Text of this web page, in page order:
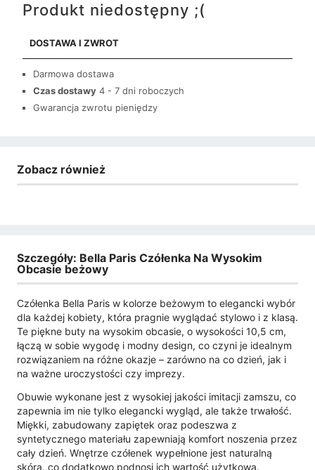
Produkt niedostępny ;(
DOSTAWA I ZWROT
Darmowa dostawa
Czas dostawy 4 - 7 dni roboczych
Gwarancja zwrotu pieniędzy
Zobacz również
Szczegóły: Bella Paris Czółenka Na Wysokim
Obcasie beżowy
Czółenka Bella Paris w kolorze beżowym to elegancki wybór
dla każdej kobiety, która pragnie wyglądać stylowo i z klasą.
Te piękne buty na wysokim obcasie, o wysokości 10,5 cm,
łączą w sobie wygodę i modny design, co czyni je idealnym
rozwiązaniem na różne okazje – zarówno na co dzień, jak i
na ważne uroczystości czy imprezy.
Obuwie wykonane jest z wysokiej jakości imitacji zamszu, co
zapewnia im nie tylko elegancki wygląd, ale także trwałość.
Miękki, zabudowany zapiętek oraz podeszwa z
syntetycznego materiału zapewniają komfort noszenia przez
cały dzień. Wnętrze czółenek wypełnione jest naturalną
skórą, co dodatkowo podnosi ich wartość użytkową.